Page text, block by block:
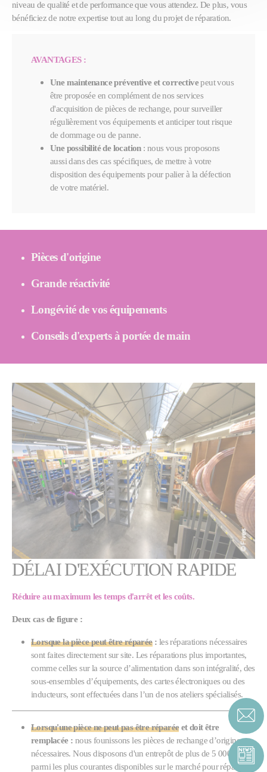
niveau de qualité et de performance que vous attendez. De plus, vous
bénéficiez de notre expertise tout au long du projet de réparation.
AVANTAGES :
Une maintenance préventive et correctivepeut vous
être proposée en complément de nos services
d'acquisition de pièces de rechange, pour surveiller
régulièrement vos équipements et anticiper tout risque
de dommage ou de panne.
Une possibilité de location: nous vous proposons
aussi dans des cas spécifiques, de mettre à votre
disposition des équipements pour palier à la défection
de votre matériel.
Pièces d'origine
Grande réactivité
Longévité de vos équipements
Conseils d'experts à portée de main
DÉLAI D'EXÉCUTION RAPIDE
Réduire au maximum les temps d'arrêt et les coûts.
Deux cas de figure :
Lorsque la pièce peut être réparée: les réparations nécessaires
sont faites directement sur site. Les réparations plus importantes,
comme celles sur la source d’alimentation dans son intégralité, des
sous-ensembles d’équipements, des cartes électroniques ou des
inducteurs, sont effectuées dans l’un de nos ateliers spécialisés.
Lorsqu'une pièce ne peut pas être réparée et doit être
remplacée : nous founissons les pièces de rechange d’origine
nécessaires. Nous disposons d'un entrepôt de plus de 5 000 pièces
parmi les plus courantes disponibles sur le marché pour réparer